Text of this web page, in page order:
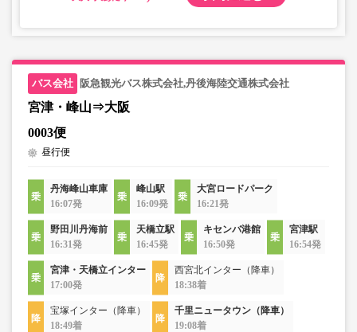
阪急観光バス株式会社,丹後海陸交通株式会社
宮津・峰山⇒大阪
0003便
昼行便
丹海峰山車庫
16:07発
峰山駅
16:09発
大宮ロードパーク
16:21発
野田川丹海前
16:31発
天橋立駅
16:45発
キセンバ港館
16:50発
宮津駅
16:54発
宮津・天橋立インター
17:00発
西宮北インター（降車）
18:38着
宝塚インター（降車）
18:49着
千里ニュータウン（降車）
19:08着